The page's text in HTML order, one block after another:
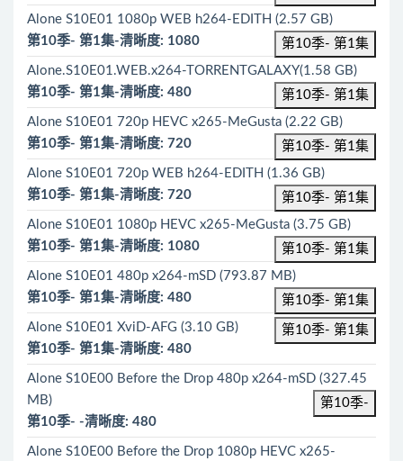
Alone S10E01 1080p WEB h264-EDITH (2.57 GB)
第10季- 第1集
第10季- 第1集-清晰度: 1080
Alone.S10E01.WEB.x264-TORRENTGALAXY(1.58 GB)
第10季- 第1集
第10季- 第1集-清晰度: 480
Alone S10E01 720p HEVC x265-MeGusta (2.22 GB)
第10季- 第1集
第10季- 第1集-清晰度: 720
Alone S10E01 720p WEB h264-EDITH (1.36 GB)
第10季- 第1集
第10季- 第1集-清晰度: 720
Alone S10E01 1080p HEVC x265-MeGusta (3.75 GB)
第10季- 第1集
第10季- 第1集-清晰度: 1080
Alone S10E01 480p x264-mSD (793.87 MB)
第10季- 第1集
第10季- 第1集-清晰度: 480
Alone S10E01 XviD-AFG (3.10 GB)
第10季- 第1集
第10季- 第1集-清晰度: 480
Alone S10E00 Before the Drop 480p x264-mSD (327.45
MB)
第10季-
第10季- -清晰度: 480
Alone S10E00 Before the Drop 1080p HEVC x265-